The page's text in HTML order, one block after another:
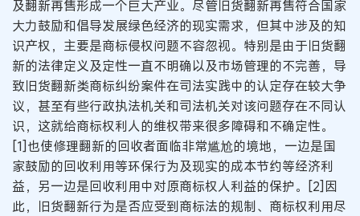
及翻新再售形成一个巨大产业。尽管旧货翻新再售符合国家
大力鼓励和倡导发展绿色经济的现实需求，但其中涉及的知
识产权，主要是商标侵权问题不容忽视。特别是由于旧货翻
新的法律定义及定性一直不明确以及市场管理的不完善，导
致旧货翻新类商标纠纷案件在司法实践中的认定存在较大争
议，甚至有些行政执法机关和司法机关对该问题存在不同认
识，这就给商标权利人的维权带来很多障碍和不确定性。
[1]也使修理翻新的回收者面临非常尴尬的境地，一边是国
家鼓励的回收利用等环保行为及现实的成本节约等经济利
益，另一边是回收利用中对原商标权人利益的保护。[2]因
此，旧货翻新行为是否应受到商标法的规制、商标权利用尽